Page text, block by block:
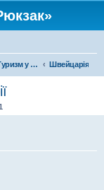
Туризм у Європі Швейцарія